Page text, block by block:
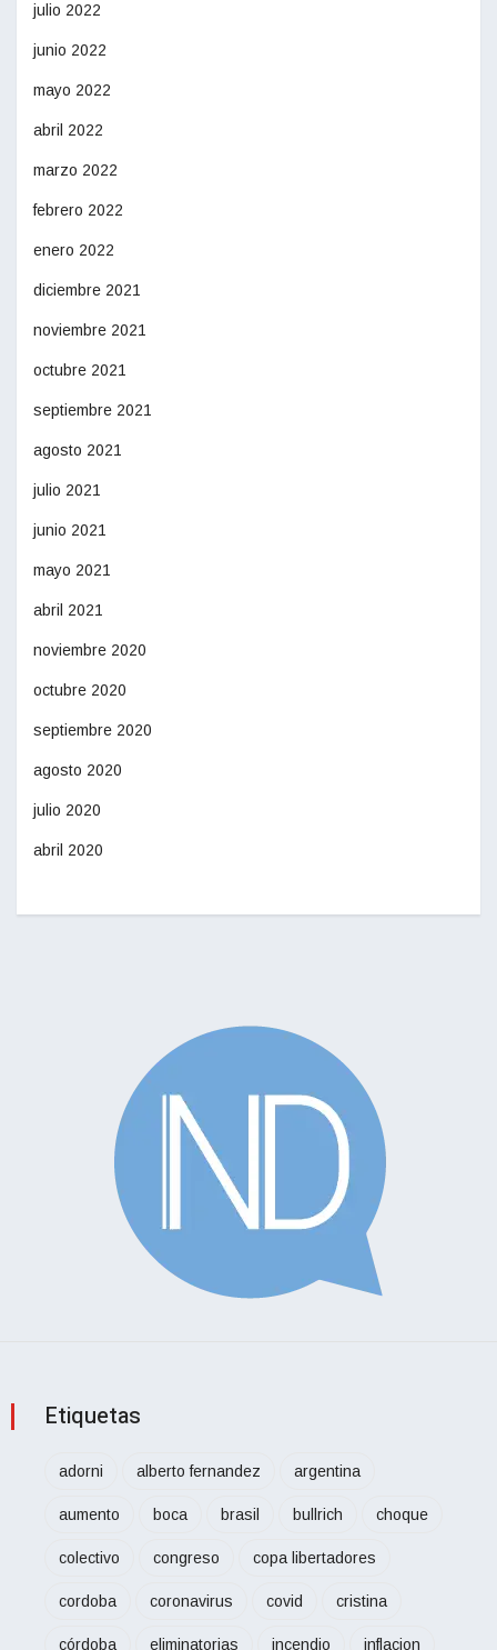
julio 2022
junio 2022
mayo 2022
abril 2022
marzo 2022
febrero 2022
enero 2022
diciembre 2021
noviembre 2021
octubre 2021
septiembre 2021
agosto 2021
julio 2021
junio 2021
mayo 2021
abril 2021
noviembre 2020
octubre 2020
septiembre 2020
agosto 2020
julio 2020
abril 2020
Etiquetas
adorni alberto fernandez argentina
aumento boca brasil bullrich choque
colectivo congreso copa libertadores
cordoba coronavirus covid cristina
córdoba eliminatorias incendio inflacion